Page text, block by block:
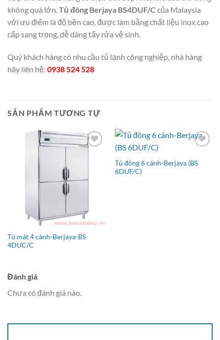
không quá lớn.Tủ đông Berjaya BS4DUF/C của Malaysia
với ưu điểm là độ bền cao, được làm bằng chất liệu inox cao
cấp sang trọng, dễ dàng tẩy rửa vệ sinh.
Quý khách hàng có nhu cầu tủ lạnh công nghiệp, nhà hàng
hãy liên hệ: 0938 524 528
SẢN PHẨM TƯƠNG TỰ
Tủ mát 4 cánh-Berjaya-BS
4DUC/C
Wishlist
Tủ đông 6 cánh-Berjaya (BS
6DUF/C)
Đánh giá
Chưa có đánh giá nào.